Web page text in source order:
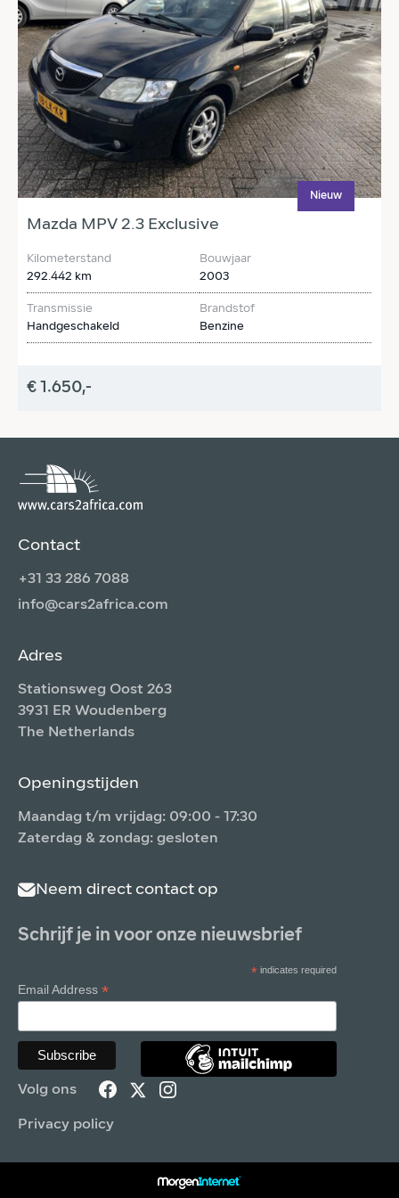
Nieuw
Mazda MPV 2.3 Exclusive
Kilometerstand
292.442 km
Bouwjaar
2003
Transmissie
Handgeschakeld
Brandstof
Benzine
€ 1.650,-
Contact
+31 33 286 7088
info@cars2africa.com
Adres
Stationsweg Oost 263
3931 ER Woudenberg
The Netherlands
Openingstijden
Maandag t/m vrijdag: 09:00 - 17:30
Zaterdag & zondag: gesloten
Neem direct contact op
Schrijf je in voor onze nieuwsbrief
*indicates required
Email Address*
Volg ons
Privacy policy